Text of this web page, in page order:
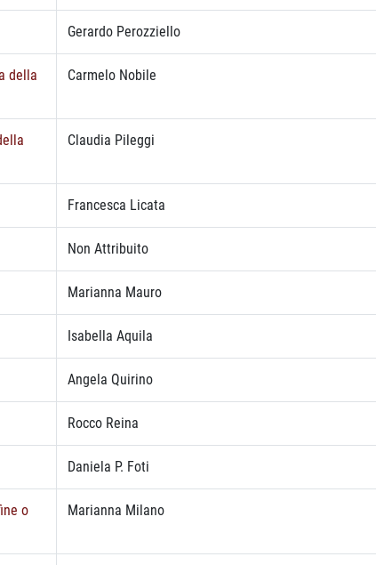
Gerardo Perozziello
della
Carmelo Nobile
Claudia Pileggi
Francesca Licata
Non Attribuito
Marianna Mauro
Isabella Aquila
Angela Quirino
Rocco Reina
Daniela P. Foti
o
Marianna Milano